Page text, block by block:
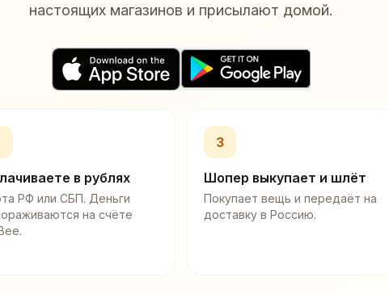
настоящих магазинов и присылают домой.
в рублях
РФ или СБП. Деньги
на счёте
3
Шопер выкупает и шлёт
Покупает вещь и передаёт на
доставку в Россию.